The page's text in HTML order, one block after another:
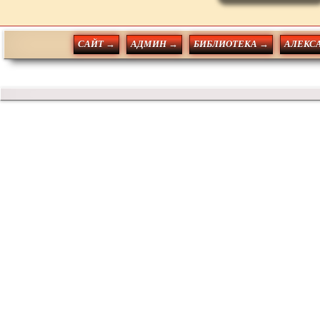
САЙТ → АДМИН → БИБЛИОТЕКА →